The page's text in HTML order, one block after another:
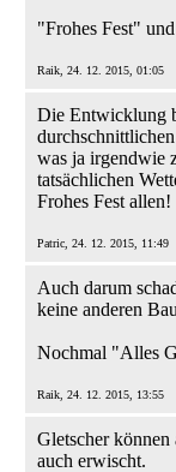
"Frohes Fest"
Raik, 24. 12. 2015, 01:05
Die Entwicklung
was ja irgendwie
tatsächlichen
Frohes Fest allen!
Patric, 24. 12. 2015, 11:49
Auch darum
keine anderen
Nochmal "Alles
Raik, 24. 12. 2015, 13:55
Gletscher können
auch erwischt.